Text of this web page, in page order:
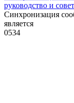
руководство и
Синхронизация
является
0534